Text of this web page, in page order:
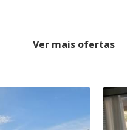
Ver mais ofertas